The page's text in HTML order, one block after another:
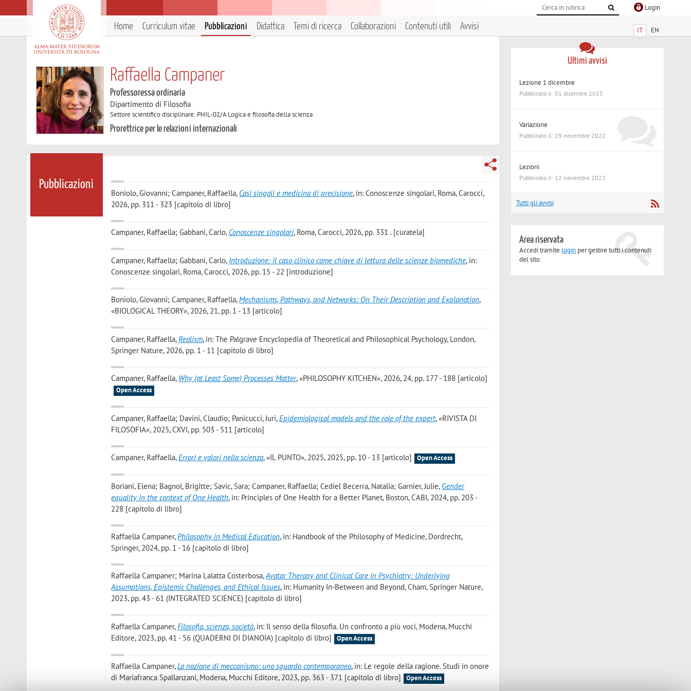
Login
IT EN
Home Curriculum vitae Pubblicazioni Didattica Temi di ricerca Collaborazioni Contenuti utili Avvisi
Raffaella Campaner
Professoressa ordinaria
Dipartimento di Filosofia
Settore scientifico disciplinare: PHIL-02/A Logica e filosofia della scienza
Prorettrice per le relazioni internazionali
Pubblicazioni
Boniolo, Giovanni; Campaner, Raffaella, Casi singoli e medicina di precisione, in: Conoscenze singolari, Roma, Carocci,
2026, pp. 311 - 323 [capitolo di libro]
Campaner, Raffaella; Gabbani, Carlo, Conoscenze singolari, Roma, Carocci, 2026, pp. 331 . [curatela]
Campaner, Raffaella; Gabbani, Carlo, Introduzione: il caso clinico come chiave di lettura delle scienze biomediche, in:
Conoscenze singolari, Roma, Carocci, 2026, pp. 15 - 22 [introduzione]
Boniolo, Giovanni; Campaner, Raffaella,Mechanisms, Pathways, and Networks: On Their Description and Explanation,
«BIOLOGICAL THEORY», 2026, 21, pp. 1 - 13 [articolo]
Campaner, Raffaella,Realism, in: The Palgrave Encyclopedia of Theoretical and Philosophical Psychology, London,
Springer Nature, 2026, pp. 1 - 11 [capitolo di libro]
Campaner, Raffaella, Why (at Least Some) Processes Matter, «PHILOSOPHY KITCHEN», 2026, 24, pp. 177 - 188 [articolo]
Open Access
Campaner, Raffaella; Davini, Claudio; Panicucci, Juri,Epidemiological models and the role of the expert, «RIVISTA DI
FILOSOFIA», 2025, CXVI, pp. 503 - 511 [articolo]
Campaner, Raffaella,Errori e valori nella scienza, «IL PUNTO», 2025, 2025, pp. 10 - 13 [articolo] Open Access
Boriani, Elena; Bagnol, Brigitte; Savic, Sara; Campaner, Raffaella; Cediel Becerra, Natalia; Garnier, Julie, Gender
equality in the context of One Health, in: Principles of One Health for a Better Planet, Boston, CABI, 2024, pp. 203 -
228 [capitolo di libro]
Raffaella Campaner,Philosophy in Medical Education, in: Handbook of the Philosophy of Medicine, Dordrecht,
Springer, 2024, pp. 1 - 16 [capitolo di libro]
Raffaella Campaner; Marina Lalatta Costerbosa,Avatar Therapy and Clinical Care in Psychiatry: Underlying
Assumptions, Epistemic Challenges, and Ethical Issues, in: Humanity In-Between and Beyond, Cham, Springer Nature,
2023, pp. 43 - 61 (INTEGRATED SCIENCE) [capitolo di libro]
Raffaella Campaner,Filosofia, scienza, società, in: Il senso della filosofia. Un confronto a più voci, Modena, Mucchi
Editore, 2023, pp. 41 - 56 (QUADERNI DI DIANOIA) [capitolo di libro]
Open Access
Raffaella Campaner,La nozione di meccanismo: uno sguardo contemporaneo, in: Le regole della ragione. Studi in onore
di Mariafranca Spallanzani, Modena, Mucchi Editore, 2023, pp. 363 - 371 [capitolo di libro]
Open Access
Ultimi avvisi
Lezione 1 dicembre
Pubblicato il: 01 dicembre 2025
Variazione
Pubblicato il: 29 novembre 2022
Lezioni
Pubblicato il: 12 novembre 2022
Tutti gli avvisi
Area riservata
Accedi tramite login per gestire tutti i contenuti
del sito.